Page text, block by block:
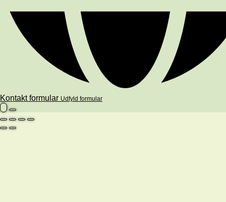
Kontakt formular Udfyld formular